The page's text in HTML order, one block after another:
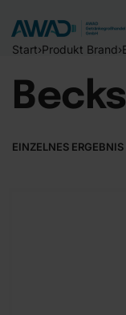
Start›Produkt Brand›
Becks
EINZELNES